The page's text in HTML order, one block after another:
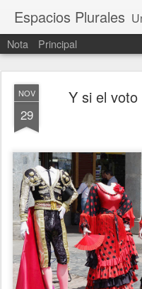
Espacios Plurales Una
Nota Principal
NOV
29
Y si el